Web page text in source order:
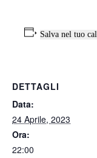
Salva nel tuo
DETTAGLI
Data:
24 Aprile, 2023
Ora:
22:00